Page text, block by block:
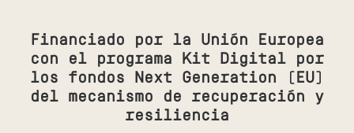
Financiado por la Unión Europea
con el programa Kit Digital por
los fondos Next Generation (EU)
del mecanismo de recuperación y
resiliencia